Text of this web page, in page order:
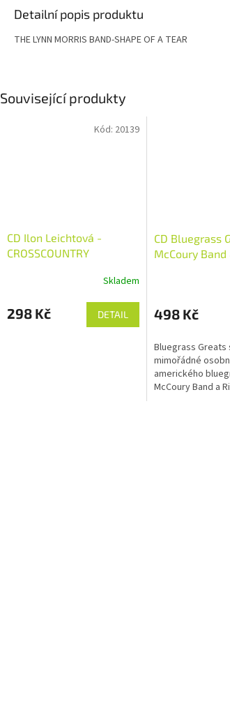
Detailní popis produktu
THE LYNN MORRIS BAND-SHAPE OF A TEAR
Související produkty
CD Ilon Leichtová -
CROSSCOUNTRY
Skladem
298 Kč DETAIL
Kód: 20139
CD Bluegrass
McCoury Band
498 Kč
Bluegrass Greats
mimořádné
amerického
McCoury Band a